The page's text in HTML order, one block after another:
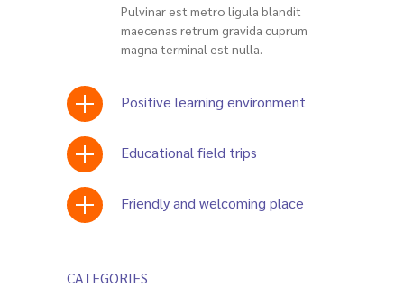
Pulvinar est metro ligula blandit
maecenas retrum gravida cuprum
magna terminal est nulla.
Positive learning environment
Educational field trips
Friendly and welcoming place
CATEGORIES